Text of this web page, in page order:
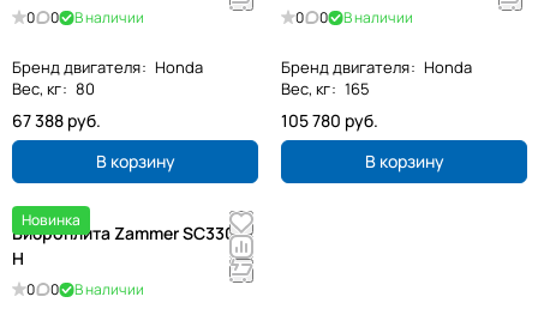
0 0 В наличии
Бренд двигателя: Honda
Вес, кг: 80
67 388 руб.
В корзину
0 0 В наличии
Бренд двигателя: Honda
Вес, кг: 165
105 780 руб.
В корзину
Новинка
Виброплита Zammer SC330B-
H
0 0 В наличии